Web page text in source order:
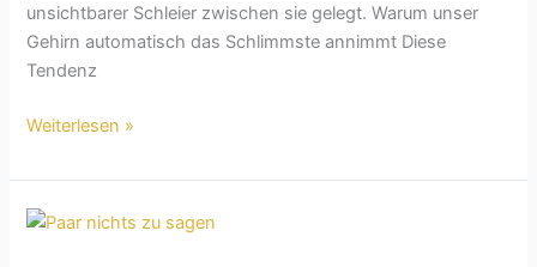
unsichtbarer Schleier zwischen sie gelegt. Warum unser
Gehirn automatisch das Schlimmste annimmt Diese
Tendenz
Weiterlesen »
Wenn